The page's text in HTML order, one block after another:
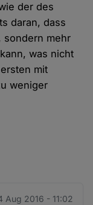
der des
daran, dass
sondern mehr
was nicht
mit
weniger
Aug 2016 - 11:02